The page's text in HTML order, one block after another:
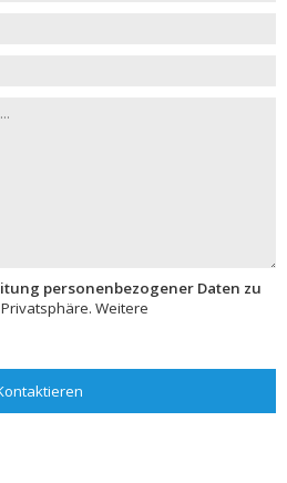
personenbezogener Daten zu
Weitere